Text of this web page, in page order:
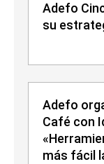
Adefo
su
Adefo
Café con
más fácil